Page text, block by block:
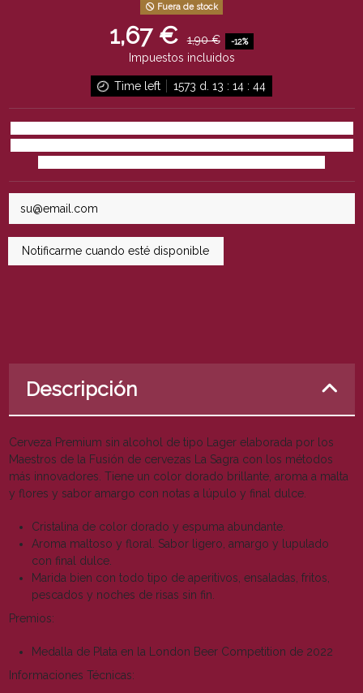
Fuera de stock
1,67 € 1,90 € -12%
Impuestos incluidos
Time left 1573 d. 13 : 14: 43
Descripción
Cerveza Premium sin alcohol de tipo Lager elaborada por los
Maestros de la Fusión de cervezas La Sagra con los métodos
más innovadores. Tiene un color dorado brillante, aroma a malta
y flores y sabor amargo con notas a lúpulo y final dulce.
Cristalina de color dorado y espuma abundante.
Aroma maltoso y floral. Sabor ligero, amargo y lupulado
con final dulce.
Marida bien con todo tipo de aperitivos, ensaladas, fritos,
pescados y noches de risas sin fin.
Premios:
Medalla de Plata en la London Beer Competition de 2022
Informaciones Técnicas: